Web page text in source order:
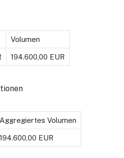
Volumen
194.600,00 EUR
Aggregiertes Volumen
194.600,00 EUR